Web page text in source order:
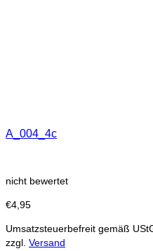
A_004_4c
nicht bewertet
€4,95
Umsatzsteuerbefreit gemäß
zzgl. Versand